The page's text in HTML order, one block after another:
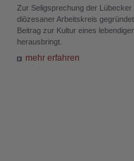
Zur Seligsprechung der
diözesaner Arbeitskreis
Beitrag zur Kultur eines
herausbringt.
mehr erfahren